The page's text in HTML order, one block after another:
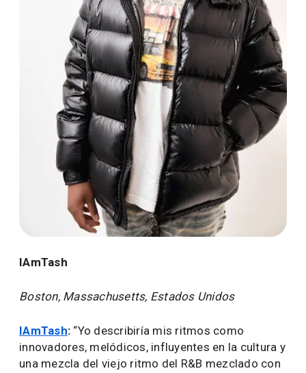
IAmTash
Boston, Massachusetts, Estados Unidos
IAmTash: “Yo describiría mis ritmos como
innovadores, melódicos, influyentes en la cultura y
una mezcla del viejo ritmo del R&B mezclado con